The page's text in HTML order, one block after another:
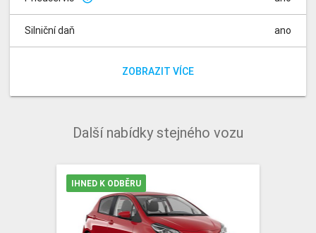
Silniční daň ano
ZOBRAZIT VÍCE
Další nabídky stejného vozu
IHNED K ODBĚRU